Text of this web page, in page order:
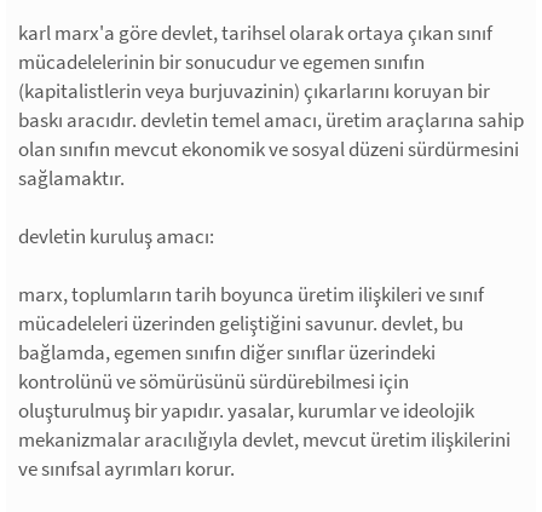
karl marx'a göre devlet, tarihsel olarak ortaya çıkan sınıf
mücadelelerinin bir sonucudur ve egemen sınıfın
(kapitalistlerin veya burjuvazinin) çıkarlarını koruyan bir
baskı aracıdır. devletin temel amacı, üretim araçlarına sahip
olan sınıfın mevcut ekonomik ve sosyal düzeni sürdürmesini
sağlamaktır.
devletin kuruluş amacı:
marx, toplumların tarih boyunca üretim ilişkileri ve sınıf
mücadeleleri üzerinden geliştiğini savunur. devlet, bu
bağlamda, egemen sınıfın diğer sınıflar üzerindeki
kontrolünü ve sömürüsünü sürdürebilmesi için
oluşturulmuş bir yapıdır. yasalar, kurumlar ve ideolojik
mekanizmalar aracılığıyla devlet, mevcut üretim ilişkilerini
ve sınıfsal ayrımları korur.